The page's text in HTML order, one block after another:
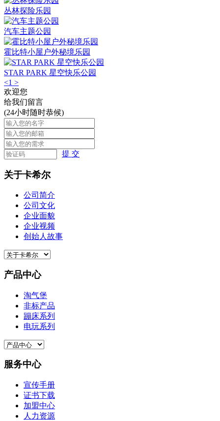
丛林探险乐园
汽车主题公园
霍比特小屋户外秘境乐园
STAR PARK 星空快乐公园
<1 >
欢迎您
给我们留言
(24小时随时恭候)
提 交
关于卡希尔
公司简介
公司文化
企业面貌
企业视频
创始人故事
产品中心
淘气堡
非标产品
蹦床系列
电玩系列
服务中心
宣传手册
证书下载
加盟中心
人力资源